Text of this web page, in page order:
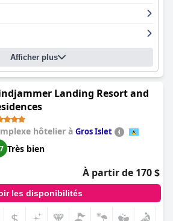
Afficher plus
Landing Resort and
hôtelier à Gros Islet
Très bien
À partir de 170 $
les disponibilités